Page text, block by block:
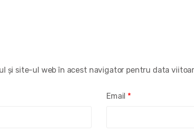
Email *
și site-ul web în acest navigator pentru data